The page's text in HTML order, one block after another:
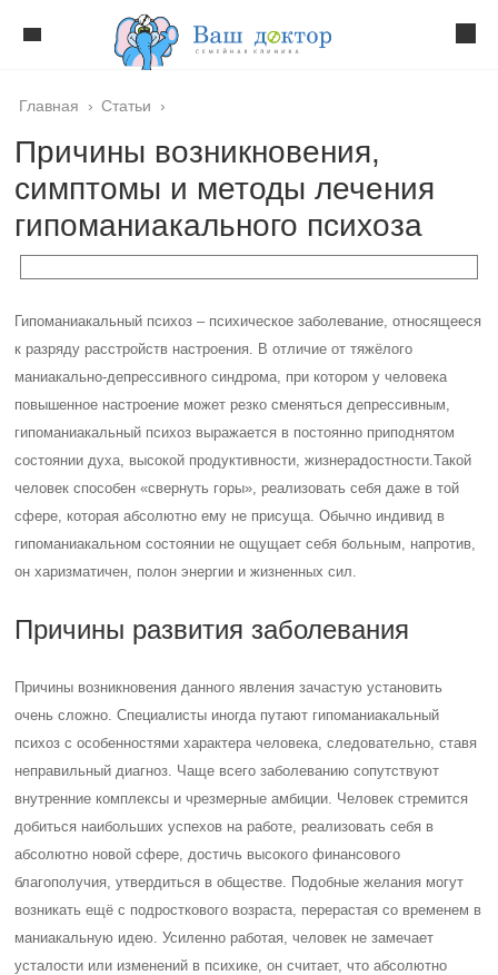
Главная › Статьи ›
Причины возникновения,
симптомы и методы лечения
гипоманиакального психоза
Гипоманиакальный психоз – психическое заболевание, относящееся
к разряду расстройств настроения. В отличие от тяжёлого
маниакально-депрессивного синдрома, при котором у человека
повышенное настроение может резко сменяться депрессивным,
гипоманиакальный психоз выражается в постоянно приподнятом
состоянии духа, высокой продуктивности, жизнерадостности.Такой
человек способен «свернуть горы», реализовать себя даже в той
сфере, которая абсолютно ему не присуща. Обычно индивид в
гипоманиакальном состоянии не ощущает себя больным, напротив,
он харизматичен, полон энергии и жизненных сил.
Причины развития заболевания
Причины возникновения данного явления зачастую установить
очень сложно. Специалисты иногда путают гипоманиакальный
психоз с особенностями характера человека, следовательно, ставя
неправильный диагноз. Чаще всего заболеванию сопутствуют
внутренние комплексы и чрезмерные амбиции. Человек стремится
добиться наибольших успехов на работе, реализовать себя в
абсолютно новой сфере, достичь высокого финансового
благополучия, утвердиться в обществе. Подобные желания могут
возникать ещё с подросткового возраста, перерастая со временем в
маниакальную идею. Усиленно работая, человек не замечает
усталости или изменений в психике, он считает, что абсолютно